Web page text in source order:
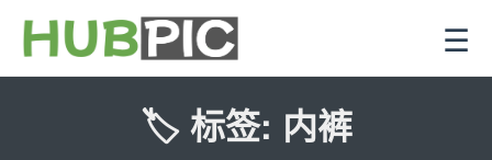
☰
🏷️ 标签: 内裤